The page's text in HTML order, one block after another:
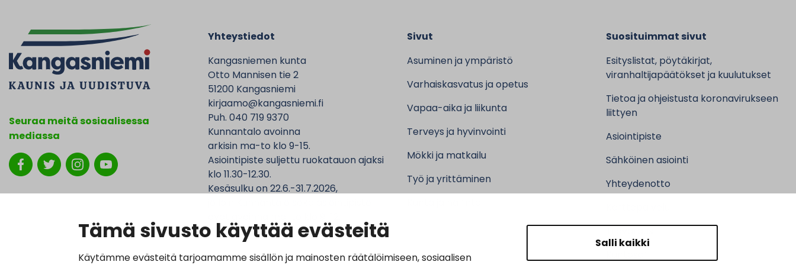
Tämä sivusto käyttää evästeitä
Käytämme evästeitä tarjoamamme sisällön ja mainosten räätälöimiseen, sosiaalisen
Salli kaikki
Seuraa meitä sosiaalisessa
mediassa
Yhteystiedot
Kangasniemen kunta
Otto Mannisen tie 2
51200 Kangasniemi
kirjaamo@kangasniemi.fi
Puh. 040 719 9370
Kunnantalo avoinna
arkisin ma-to klo 9-15.
Asiointipiste suljettu ruokatauon ajaksi
klo 11.30-12.30.
Kesäsulku on 22.6.-31.7.2026,
Sivut
Asuminen ja ympäristö
Varhaiskasvatus ja opetus
Vapaa-aika ja liikunta
Terveys ja hyvinvointi
Mökki ja matkailu
Työ ja yrittäminen
Suosituimmat sivut
Esityslistat, pöytäkirjat,
viranhaltijapäätökset ja kuulutukset
Tietoa ja ohjeistusta koronavirukseen
liittyen
Asiointipiste
Sähköinen asiointi
Yhteydenotto